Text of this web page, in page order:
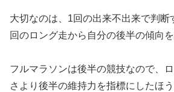
大切なのは、1回の出来不出来で判断
回のロング走から自分の後半の傾向
フルマラソンは後半の競技なので、
さより後半の維持力を指標にしたほ